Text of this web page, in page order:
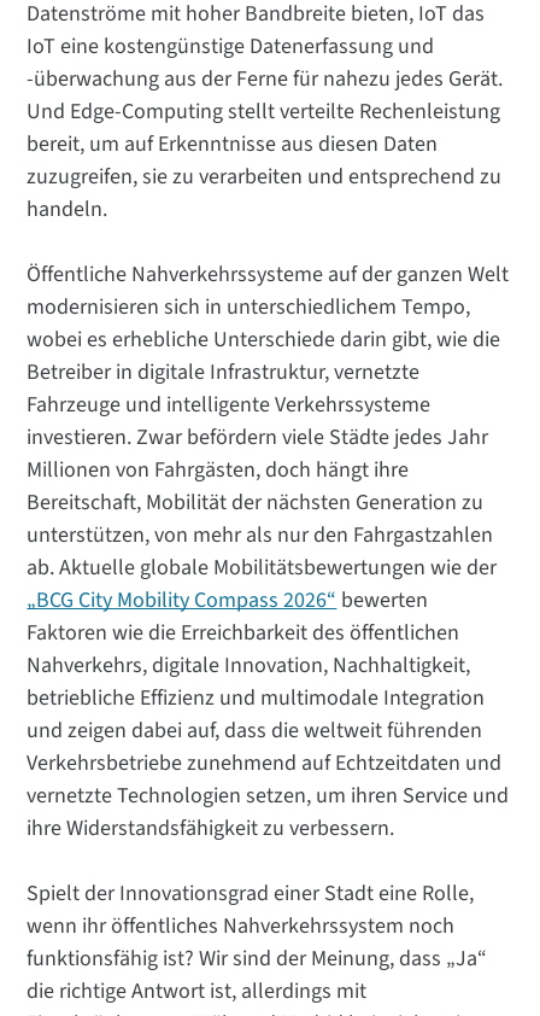
Datenströme mit hoher Bandbreite bieten, IoT das
IoT eine kostengünstige Datenerfassung und
-überwachung aus der Ferne für nahezu jedes Gerät.
Und Edge-Computing stellt verteilte Rechenleistung
bereit, um auf Erkenntnisse aus diesen Daten
zuzugreifen, sie zu verarbeiten und entsprechend zu
handeln.
Öffentliche Nahverkehrssysteme auf der ganzen Welt
modernisieren sich in unterschiedlichem Tempo,
wobei es erhebliche Unterschiede darin gibt, wie die
Betreiber in digitale Infrastruktur, vernetzte
Fahrzeuge und intelligente Verkehrssysteme
investieren. Zwar befördern viele Städte jedes Jahr
Millionen von Fahrgästen, doch hängt ihre
Bereitschaft, Mobilität der nächsten Generation zu
unterstützen, von mehr als nur den Fahrgastzahlen
ab. Aktuelle globale Mobilitätsbewertungen wie der
„BCG City Mobility Compass 2026“ bewerten
Faktoren wie die Erreichbarkeit des öffentlichen
Nahverkehrs, digitale Innovation, Nachhaltigkeit,
betriebliche Effizienz und multimodale Integration
und zeigen dabei auf, dass die weltweit führenden
Verkehrsbetriebe zunehmend auf Echtzeitdaten und
vernetzte Technologien setzen, um ihren Service und
ihre Widerstandsfähigkeit zu verbessern.
Spielt der Innovationsgrad einer Stadt eine Rolle,
wenn ihr öffentliches Nahverkehrssystem noch
funktionsfähig ist? Wir sind der Meinung, dass „Ja“
die richtige Antwort ist, allerdings mit